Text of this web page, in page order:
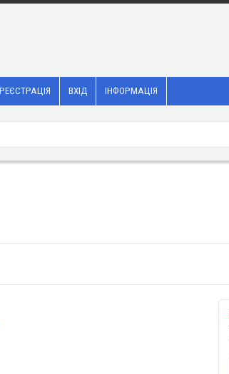
РЕЄСТРАЦІЯ ВХІД ІНФОРМАЦІЯ